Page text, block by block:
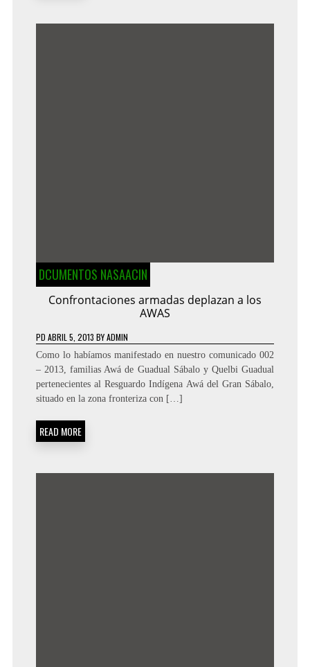
DCUMENTOS NASAACIN
Confrontaciones armadas deplazan a los
AWAS
PD ABRIL 5, 2013 BYADMIN
Como lo habíamos manifestado en nuestro comunicado 002
– 2013, familias Awá de Guadual Sábalo y Quelbi Guadual
pertenecientes al Resguardo Indígena Awá del Gran Sábalo,
situado en la zona fronteriza con […]
READ MORE